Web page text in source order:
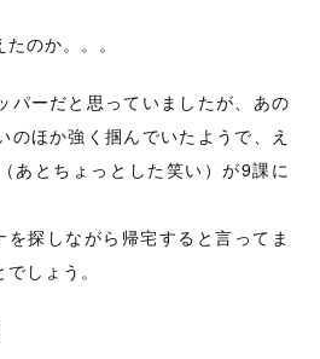
のか。。。
パーだと思っていましたが、あの
のほか強く掴んでいたようで、え
あとちょっとした笑い）が9課に
探しながら帰宅すると言ってま
しょう。